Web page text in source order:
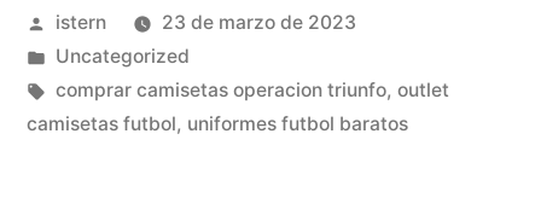
madrid
corte
ingles»
Publicado
por
istern
23 de marzo de 2023
Publicado
en
Uncategorized
Etiquetas:
comprar camisetas operacion triunfo, outlet
camisetas futbol, uniformes futbol baratos